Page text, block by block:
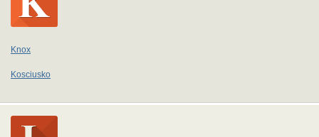
Knox
Kosciusko